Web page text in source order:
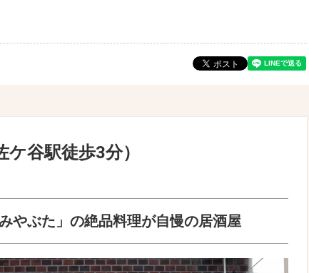
谷駅徒歩3分）
やぶた」の絶品料理が自慢の居酒屋